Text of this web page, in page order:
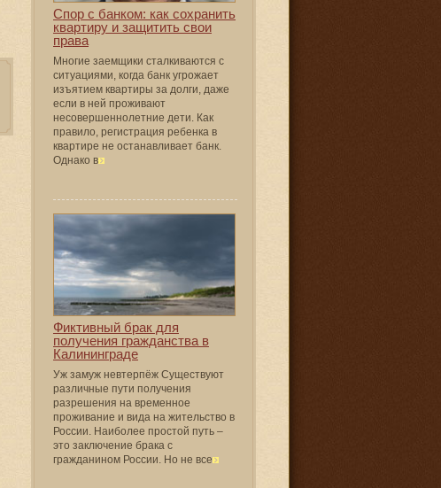
Спор с банком: как сохранить
квартиру и защитить свои
права
Многие заемщики сталкиваются с
ситуациями, когда банк угрожает
изъятием квартиры за долги, даже
если в ней проживают
несовершеннолетние дети. Как
правило, регистрация ребенка в
квартире не останавливает банк.
Однако в
Фиктивный брак для
получения гражданства в
Калининграде
Уж замуж невтерпёж Существуют
различные пути получения
разрешения на временное
проживание и вида на жительство в
России. Наиболее простой путь –
это заключение брака с
гражданином России. Но не все